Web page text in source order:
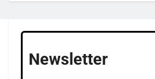
Newsletter